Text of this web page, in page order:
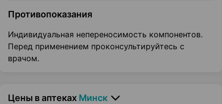
Противопоказания
Индивидуальная непереносимость компонентов.
Перед применением проконсультируйтесь с
врачом.
Цены в аптеках Минск